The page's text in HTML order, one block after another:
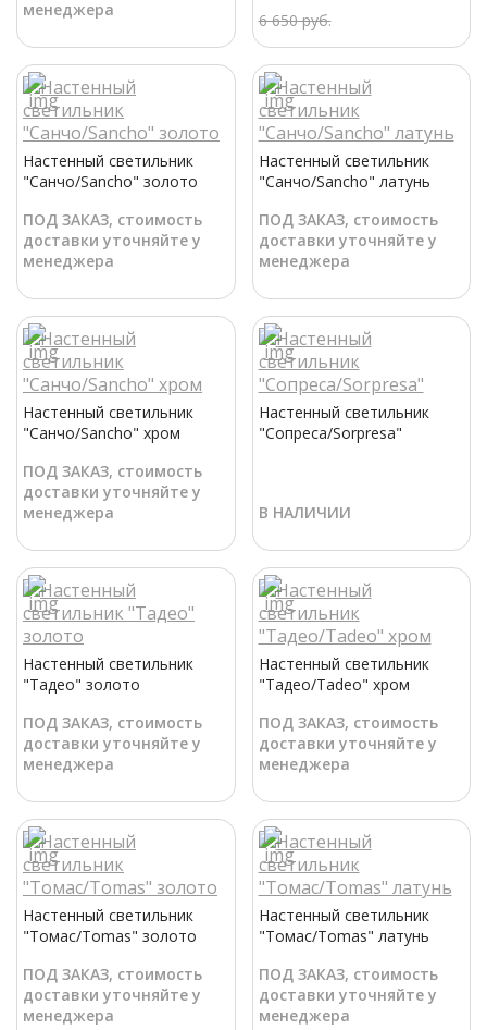
менеджера
6 650 руб.
Настенный светильник
"Санчо/Sancho" золото
ПОД ЗАКАЗ, стоимость
доставки уточняйте у
менеджера
Настенный светильник
"Санчо/Sancho" латунь
ПОД ЗАКАЗ, стоимость
доставки уточняйте у
менеджера
Настенный светильник
"Санчо/Sancho" хром
ПОД ЗАКАЗ, стоимость
доставки уточняйте у
менеджера
Настенный светильник
"Сопреса/Sorpresa"
В НАЛИЧИИ
Настенный светильник
"Тадео" золото
ПОД ЗАКАЗ, стоимость
доставки уточняйте у
менеджера
Настенный светильник
"Тадео/Tadeo" хром
ПОД ЗАКАЗ, стоимость
доставки уточняйте у
менеджера
Настенный светильник
"Томас/Tomas" золото
ПОД ЗАКАЗ, стоимость
доставки уточняйте у
менеджера
Настенный светильник
"Томас/Tomas" латунь
ПОД ЗАКАЗ, стоимость
доставки уточняйте у
менеджера